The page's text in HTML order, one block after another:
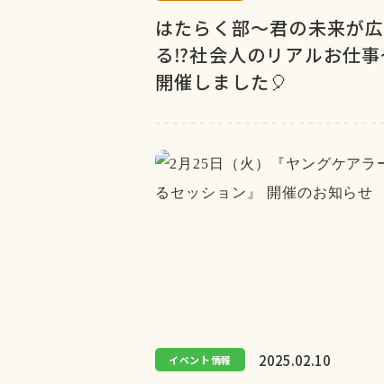
はたらく部～君の未来が
る⁉社会人のリアルお仕事
開催しました🎈
イベント情報 2025.02.10